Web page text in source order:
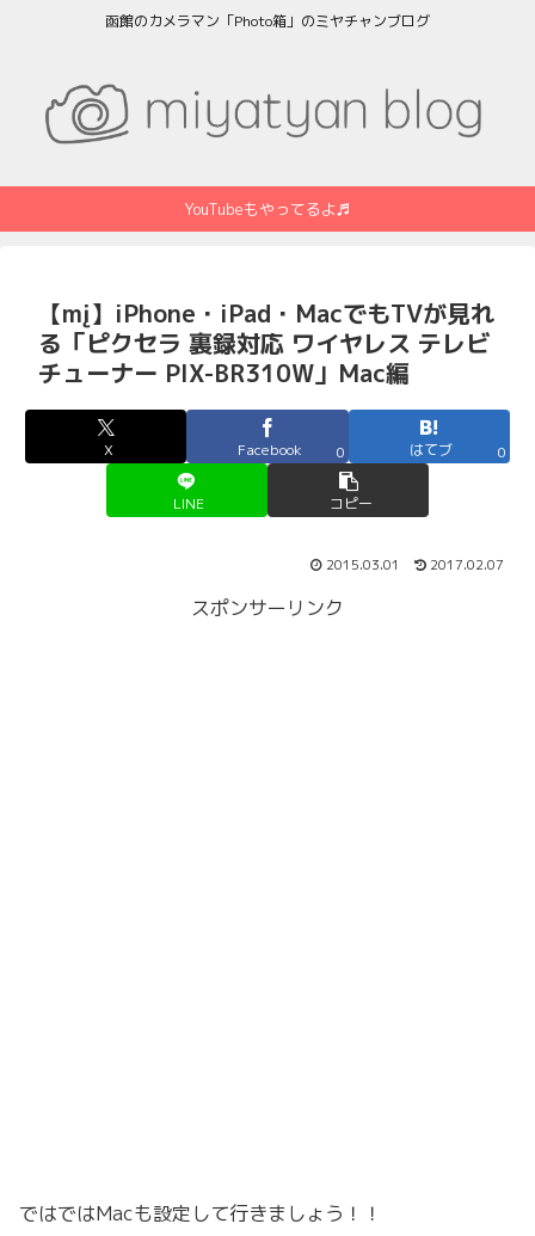
函館のカメラマン「Photo箱」のミヤチャンブログ
YouTubeもやってるよ♬
【mį】iPhone・iPad・MacでもTVが見れ
る「ピクセラ 裏録対応 ワイヤレス テレビ
チューナー PIX-BR310W」Mac編
X Facebook 0 はてブ 0
LINE コピー
2015.03.01 2017.02.07
スポンサーリンク
ではではMacも設定して行きましょう！！